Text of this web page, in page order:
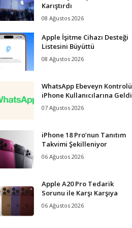
Karıştırdı
08 Ağustos 2026
Apple İşitme Cihazı Desteği
Listesini Büyüttü
08 Ağustos 2026
WhatsApp Ebeveyn Kontrolü
iPhone Kullanıcılarına Geldi
07 Ağustos 2026
iPhone 18 Pro’nun Tanıtım
Takvimi Şekilleniyor
06 Ağustos 2026
Apple A20 Pro Tedarik
Sorunu ile Karşı Karşıya
06 Ağustos 2026